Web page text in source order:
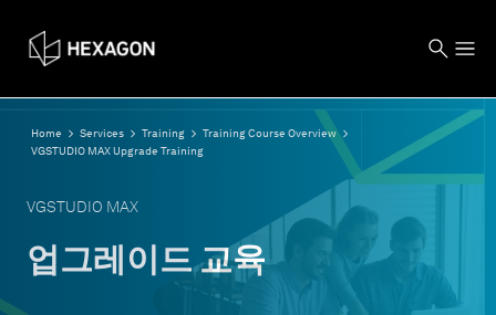
Home Services Training
Training Course Overview
VGSTUDIO MAX Upgrade Training
VGSTUDIO MAX
업그레이드 교육